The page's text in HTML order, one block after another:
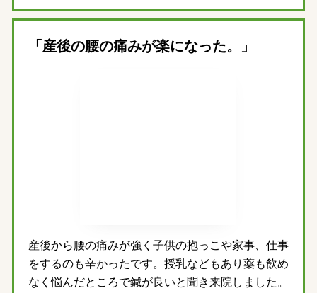
「産後の腰の痛みが楽になった。」
産後から腰の痛みが強く子供の抱っこや家事、仕事
をするのも辛かったです。授乳などもあり薬も飲め
なく悩んだところで鍼が良いと聞き来院しました。